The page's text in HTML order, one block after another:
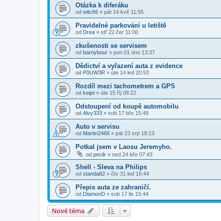
Otázka k diferáku
od witc66 » pát 14 kvě 11:55
Pravidelné parkování u letiště
od Drea » stř 22 čer 11:00
zkušenosti se servisem
od barnybour » pon 01 úno 13:37
Dědictví a vyřazení auta z evidence
od P0UW3R » úte 14 led 20:53
Rozdíl mezi tachometrem a GPS
od keijei » úte 15 říj 08:22
Odstoupení od koupě automobilu
od Alvy333 » sob 17 bře 15:49
Auto v servisu
od Martin2468 » pát 23 srp 18:13
Potkal jsem v Laosu Jeremyho.
od pecik » ned 24 bře 07:43
Shell - Sleva na Philips
od standa82 » čtv 31 led 16:44
Přepis auta ze zahraničí.
od DiamonD » sob 17 lis 15:44
Nové téma